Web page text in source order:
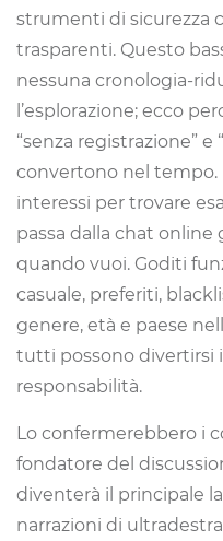
strumenti di sicurezza
trasparenti. Questo
nessuna cronologia-
l’esplorazione; ecco
“senza registrazione” e
convertono nel tempo.
interessi per trovare
passa dalla chat
quando vuoi. Goditi
casuale, preferiti,
genere, età e paese
tutti possono divertirsi
responsabilità.
Lo confermerebbero i
fondatore del
diventerà il principale
narrazioni di